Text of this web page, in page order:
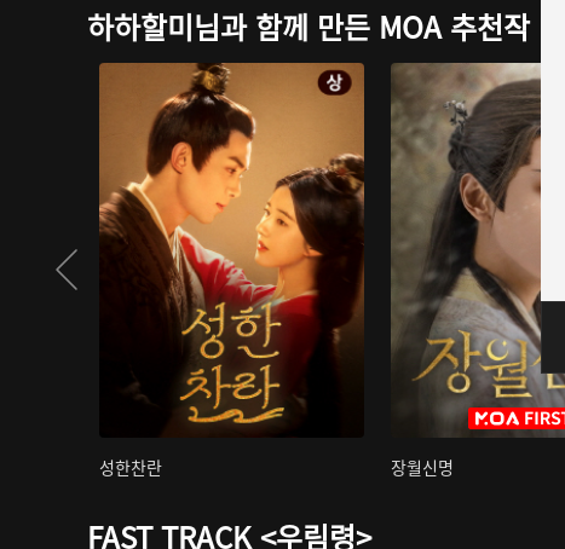
하하할미님과 함께 만든 MOA 추천작
성한찬란 장월신명
FAST TRACK <우림령>